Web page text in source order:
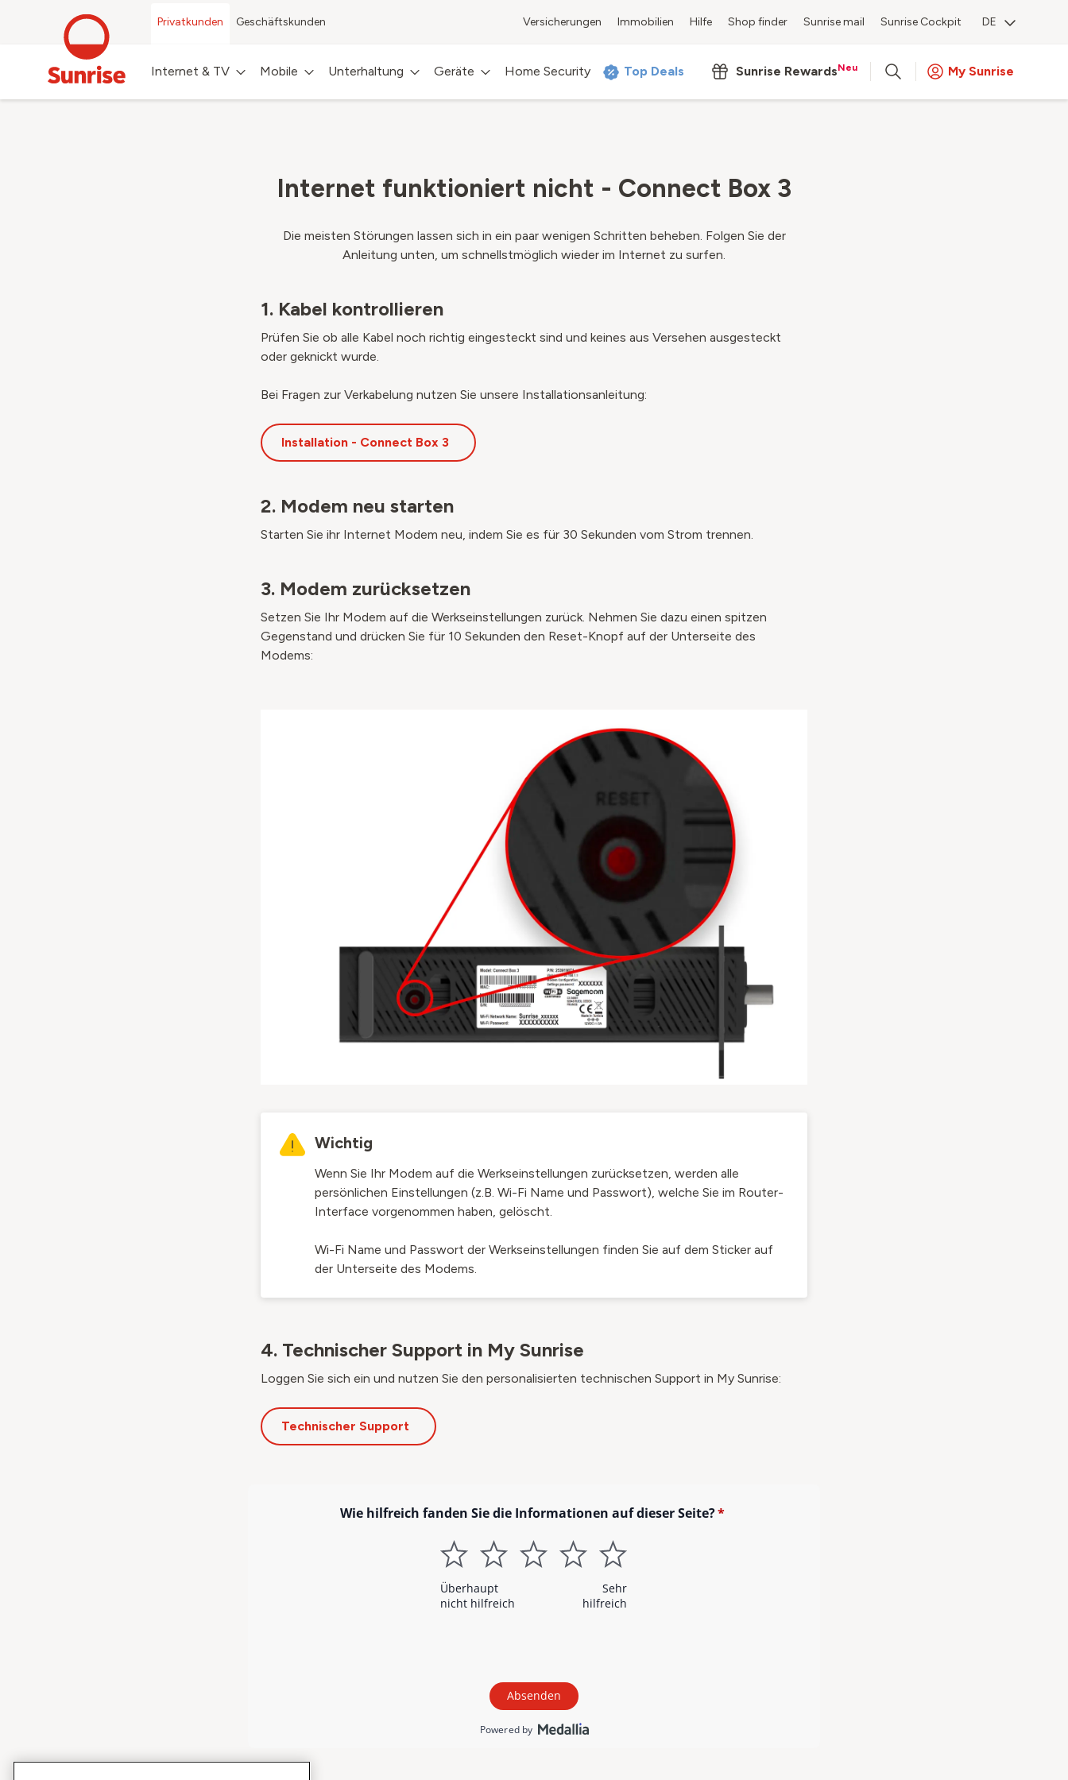
Privatkunden Geschäftskunden Versicherungen Immobilien Hilfe Shop finder Sunrise mail Sunrise Cockpit DE
Internet & TV Mobile Unterhaltung Geräte Home Security Top Deals Sunrise RewardsNeu My Sunrise
Internet funktioniert nicht - Connect Box 3
Die meisten Störungen lassen sich in ein paar wenigen Schritten beheben. Folgen Sie der
Anleitung unten, um schnellstmöglich wieder im Internet zu surfen.
1. Kabel kontrollieren
Prüfen Sie ob alle Kabel noch richtig eingesteckt sind und keines aus Versehen ausgesteckt
oder geknickt wurde.
Bei Fragen zur Verkabelung nutzen Sie unsere Installationsanleitung:
Installation - Connect Box 3
2. Modem neu starten
Starten Sie ihr Internet Modem neu, indem Sie es für 30 Sekunden vom Strom trennen.
3. Modem zurücksetzen
Setzen Sie Ihr Modem auf die Werkseinstellungen zurück. Nehmen Sie dazu einen spitzen
Gegenstand und drücken Sie für 10 Sekunden den Reset-Knopf auf der Unterseite des
Modems:
Wichtig
Wenn Sie Ihr Modem auf die Werkseinstellungen zurücksetzen, werden alle
persönlichen Einstellungen (z.B. Wi-Fi Name und Passwort), welche Sie im Router-
Interface vorgenommen haben, gelöscht.
Wi-Fi Name und Passwort der Werkseinstellungen finden Sie auf dem Sticker auf
der Unterseite des Modems.
4. Technischer Support in My Sunrise
Loggen Sie sich ein und nutzen Sie den personalisierten technischen Support in My Sunrise:
Technischer Support